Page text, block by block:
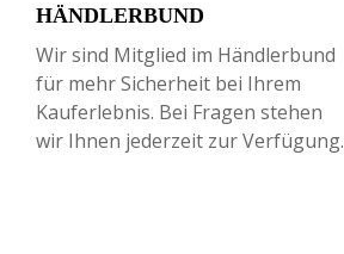
HÄNDLERBUND
Wir sind Mitglied im Händlerbund
für mehr Sicherheit bei Ihrem
Kauferlebnis. Bei Fragen stehen
wir Ihnen jederzeit zur Verfügung.